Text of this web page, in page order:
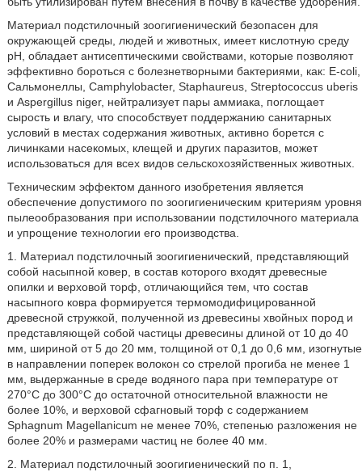
Материал подстилочный зоогигиенический безопасен для
окружающей среды, людей и животных, имеет кислотную среду
рН, обладает антисептическими свойствами, которые позволяют
эффективно бороться с болезнетворными бактериями, как: E-coli,
Сальмонеллы, Camphylobacter, Staphaureus, Streptococcus uberis
и Aspergillus niger, нейтрализует пары аммиака, поглощает
сырость и влагу, что способствует поддержанию санитарных
условий в местах содержания животных, активно борется с
личинками насекомых, клещей и других паразитов, может
использоваться для всех видов сельскохозяйственных животных.
Техническим эффектом данного изобретения является
обеспечение допустимого по зоогигиеническим критериям уровня
пылеообразования при использовании подстилочного материала
и упрощение технологии его производства.
1. Материал подстилочный зоогигиенический, представляющий
собой насыпной ковер, в состав которого входят древесные
опилки и верховой торф, отличающийся тем, что состав
насыпного ковра формируется термомодифицированной
древесной стружкой, полученной из древесины хвойных пород и
представляющей собой частицы древесины длиной от 10 до 40
мм, шириной от 5 до 20 мм, толщиной от 0,1 до 0,6 мм, изогнутые
в направлении поперек волокон со стрелой прогиба не менее 1
мм, выдержанные в среде водяного пара при температуре от
270°С до 300°С до остаточной относительной влажности не
более 10%, и верховой сфагновый торф с содержанием
Sphagnum Magellanicum не менее 70%, степенью разложения не
более 20% и размерами частиц не более 40 мм.
2. Материал подстилочный зоогигиенический по п. 1,